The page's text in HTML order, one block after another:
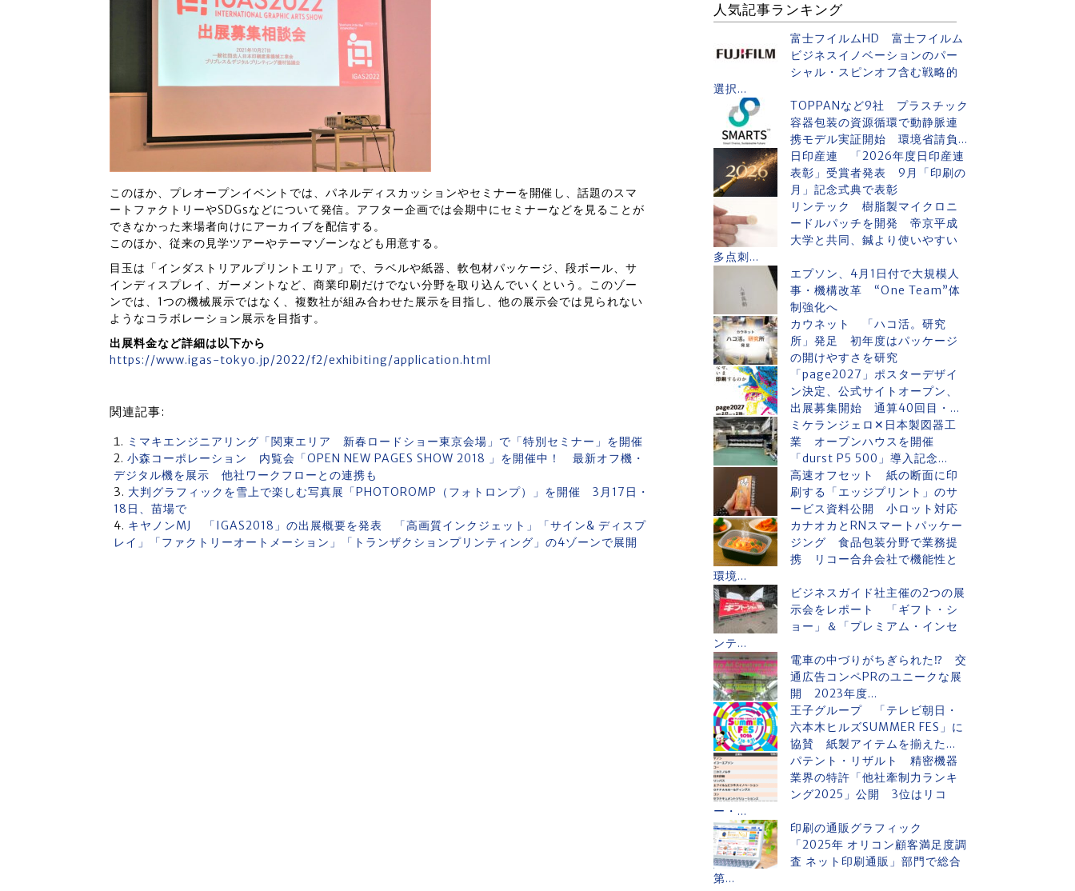
このほか、プレオープンイベントでは、パネルディスカッションやセミナーを開催し、話題のスマ
ートファクトリーやSDGsなどについて発信。アフター企画では会期中にセミナーなどを見ることが
できなかった来場者向けにアーカイブを配信する。
このほか、従来の見学ツアーやテーマゾーンなども用意する。
目玉は「インダストリアルプリントエリア」で、ラベルや紙器、軟包材パッケージ、段ボール、サ
インディスプレイ、ガーメントなど、商業印刷だけでない分野を取り込んでいくという。このゾー
ンでは、1つの機械展示ではなく、複数社が組み合わせた展示を目指し、他の展示会では見られない
ようなコラボレーション展示を目指す。
出展料金など詳細は以下から
https://www.igas-tokyo.jp/2022/f2/exhibiting/application.html
関連記事:
ミマキエンジニアリング「関東エリア 新春ロードショー東京会場」で「特別セミナー」を開催
小森コーポレーション 内覧会「OPEN NEW PAGES SHOW 2018 」を開催中！ 最新オフ機・
デジタル機を展示 他社ワークフローとの連携も
大判グラフィックを雪上で楽しむ写真展「PHOTOROMP（フォトロンプ）」を開催 3月17日・
18日、苗場で
キヤノンMJ 「IGAS2018」の出展概要を発表 「高画質インクジェット」「サイン& ディスプ
レイ」「ファクトリーオートメーション」「トランザクションプリンティング」の4ゾーンで展開
人気記事ランキング
富士フイルムHD 富士フイルム
ビジネスイノベーションのパー
シャル・スピンオフ含む戦略的
選択...
TOPPANなど9社 プラスチック
容器包装の資源循環で動静脈連
携モデル実証開始 環境省請負...
日印産連 「2026年度日印産連
表彰」受賞者発表 9月「印刷の
月」記念式典で表彰
リンテック 樹脂製マイクロニ
ードルパッチを開発 帝京平成
大学と共同、鍼より使いやすい
多点刺...
エプソン、4月1日付で大規模人
事・機構改革 “One Team”体
制強化へ
カウネット 「ハコ活。研究
所」発足 初年度はパッケージ
の開けやすさを研究
「page2027」ポスターデザイ
ン決定、公式サイトオープン、
出展募集開始 通算40回目・...
ミケランジェロ✕日本製図器工
業 オープンハウスを開催
「durst P5 500」導入記念...
高速オフセット 紙の断面に印
刷する「エッジプリント」のサ
ービス資料公開 小ロット対応
カナオカとRNスマートパッケー
ジング 食品包装分野で業務提
携 リコー合弁会社で機能性と
環境...
ビジネスガイド社主催の2つの展
示会をレポート 「ギフト・シ
ョー」＆「プレミアム・インセ
ンテ...
電車の中づりがちぎられた⁉ 交
通広告コンペPRのユニークな展
開 2023年度...
王子グループ 「テレビ朝日・
六本木ヒルズSUMMER FES」に
協賛 紙製アイテムを揃えた...
パテント・リザルト 精密機器
業界の特許「他社牽制力ランキ
ング2025」公開 3位はリコ
ー・...
印刷の通販グラフィック
「2025年 オリコン顧客満足度調
査 ネット印刷通販」部門で総合
第...